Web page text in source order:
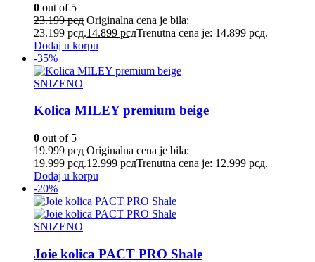
0 out of 5
23.199рсд Originalna cena je bila:
23.199 рсд.14.899 рсдTrenutna cena je: 14.899 рсд.
Dodaj u korpu
-35%
SNIZENO
Kolica MILEY premium beige
0 out of 5
19.999рсд Originalna cena je bila:
19.999 рсд.12.999 рсдTrenutna cena je: 12.999 рсд.
Dodaj u korpu
-20%
SNIZENO
Joie kolica PACT PRO Shale